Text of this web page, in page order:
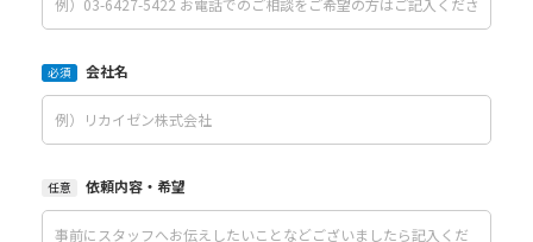
必須 会社名
任意 依頼内容・希望